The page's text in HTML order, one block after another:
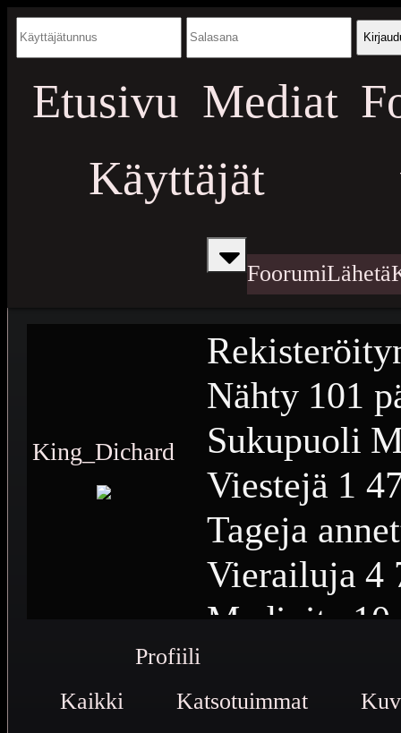
Etusivu Mediat
Käyttäjät
FoorumiLähetä
King_Dichard
Nähty 101
Sukupuoli
Viestejä 1
Tageja
Vierailuja 4
Medioita
10
Plussia
923
Profiili
Kaikki
Katsotuimmat